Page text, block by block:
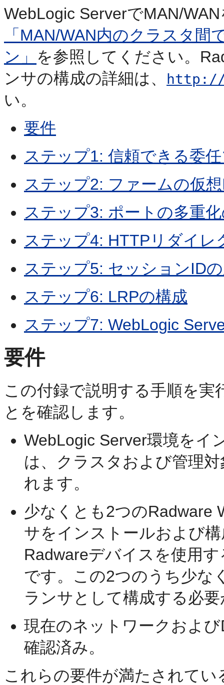
WebLogic ServerでMAN/
「MAN/WAN内のクラスタ
ン」 を参照してください。
ンサの構成の詳細は、
http://
い。
要件
ステップ1: 信頼できる委
ステップ2: ファームの仮
ステップ3: ポートの多重
ステップ4: HTTPリダイレ
ステップ5: セッションID
ステップ6: LRPの構成
ステップ7: WebLogic
要件
この付録で説明する手順を
とを確認します。
WebLogic Server環境をイ
は、クラスタおよび管理
れます。
少なくとも2つのRadware
サをインストールおよび
Radwareデバイスを使用
です。この2つのうち少な
ランサとして構成する必
現在のネットワークおよ
確認済み。
これらの要件が満たされて